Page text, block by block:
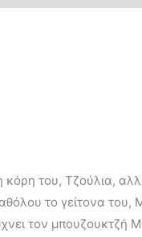
κόρη του, Τζούλια,
το γείτονα του,
τον μπουζουκτζή